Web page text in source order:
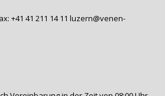
+41 41 211 14 11 luzern@venen-